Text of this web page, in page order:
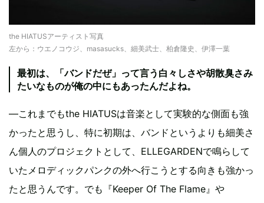
the HIATUSアーティスト写真
左から：ウエノコウジ、masasucks、細美武士、柏倉隆史、伊澤一葉
最初は、「バンドだぜ」って言う白々しさや胡散臭さみ
たいなものが俺の中にもあったんだよね。
―これまでもthe HIATUSは音楽として実験的な側面も強
かったと思うし、特に初期は、バンドというよりも細美さ
ん個人のプロジェクトとして、ELLEGARDENで鳴らして
いたメロディックパンクの外へ行こうとする向きも強かっ
たと思うんです。でも『Keeper Of The Flame』や